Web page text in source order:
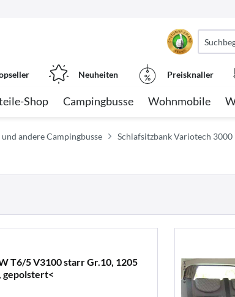
Neuheiten Preisknaller
Shop Campingbusse Wohnmobile
andere Campingbusse Schlafsitzbank Variotech 3000
T6/5 V3100 starr Gr.10, 1205
gepolstert<